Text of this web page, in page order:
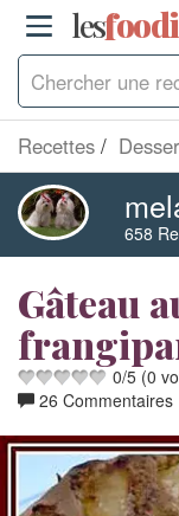
lesfo
Recettes
658
Gâteau
0/5 (0
26 Commentaires